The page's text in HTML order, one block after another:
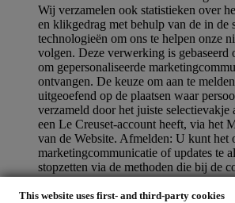
This website uses first- and third-party cookies
Wij verzamelen ook statistieken over
en klikgedrag met behulp van de in de
technologieën om ons te helpen onze
volgen. Deze verwerking is gebaseerd
om gepersonaliseerde
ontvangen. De keuze om aan te
uitgeoefend op de plaatsen waar
verzameld door het juiste selectievakje
een Le Creuset-account heeft, via het
van de Website. Afmelden: U kunt het
marketingcommunicatie of updates te
stopzetten via de methoden die bij de
weergegeven (om u bijvoorbeeld af te
nieuwsbrief kunt u klikken op de